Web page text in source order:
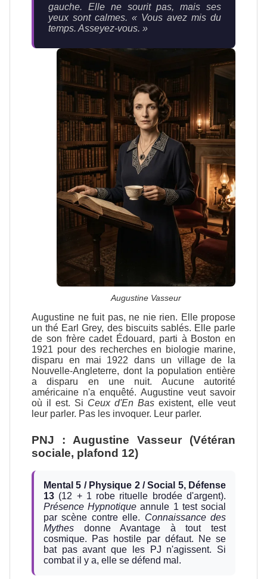
gauche. Elle ne sourit pas, mais ses
yeux sont calmes. « Vous avez mis du
temps. Asseyez-vous. »
Augustine Vasseur
Augustine ne fuit pas, ne nie rien. Elle propose
un thé Earl Grey, des biscuits sablés. Elle parle
de son frère cadet Édouard, parti à Boston en
1921 pour des recherches en biologie marine,
disparu en mai 1922 dans un village de la
Nouvelle-Angleterre, dont la population entière
a disparu en une nuit. Aucune autorité
américaine n'a enquêté. Augustine veut savoir
où il est. Si Ceux d'En Bas existent, elle veut
leur parler. Pas les invoquer. Leur parler.
PNJ : Augustine Vasseur (Vétéran
sociale, plafond 12)
Mental 5 / Physique 2 / Social 5, Défense
13 (12 + 1 robe rituelle brodée d'argent).
Présence Hypnotique annule 1 test social
par scène contre elle. Connaissance des
Mythes donne Avantage à tout test
cosmique. Pas hostile par défaut. Ne se
bat pas avant que les PJ n'agissent. Si
combat il y a, elle se défend mal.